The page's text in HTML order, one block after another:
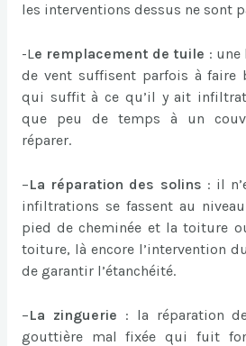
les interventions dessus ne sont
-Le remplacement de tuile : une
de vent suffisent parfois à faire
qui suffit à ce qu’il y ait
que peu de temps à un
réparer.
–La réparation des solins : il
infiltrations se fassent au
pied de cheminée et la toiture
toiture, là encore l’intervention
de garantir l’étanchéité.
–La zinguerie : la réparation
gouttière mal fixée qui fuit